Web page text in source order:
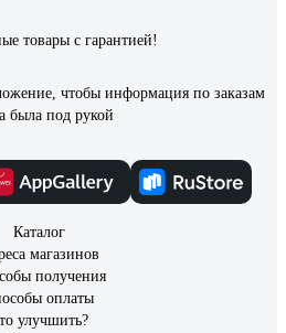
товары с гарантией!
чтобы информация по заказам
была под рукой
Каталог
магазинов
получения
оплаты
улучшить?